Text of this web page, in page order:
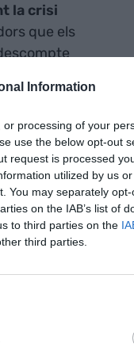
Information
processing of your
use the below opt-out
request is processed
utilized by us
You may separately
on the IAB’s list of
to third parties on the
third parties.
la crisi
que els
racional,
ens han pres
i el
ACTIVAR ARA